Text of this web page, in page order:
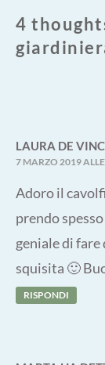
4
LAURA DE
7 MARZO 2019
Adoro il
prendo
geniale di
squisita 🙂
RISPONDI